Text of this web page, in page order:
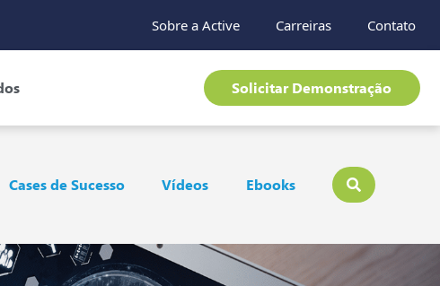
Sobre a Active Carreiras Contato
Solicitar Demonstração
Cases de Sucesso Vídeos Ebooks